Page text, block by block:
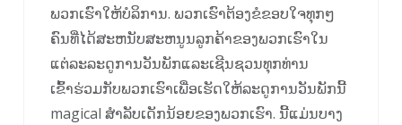
ພວກເຮົາໃຫ້ບໍລິການ. ພວກເຮົາຕ້ອງຂໍຂອບໃຈທຸກໆ
ຄົນທີ່ໄດ້ສະຫນັບສະຫນູນລູກຄ້າຂອງພວກເຮົາໃນ
ແຕ່ລະລະດູການວັນພັກແລະເຊີນຊວນທຸກທ່ານ
ເຂົ້າຮ່ວມກັບພວກເຮົາເພື່ອເຮັດໃຫ້ລະດູການວັນພັກນີ້
magical ສໍາລັບເດັກນ້ອຍຂອງພວກເຮົາ. ນີ້ແມ່ນບາງ